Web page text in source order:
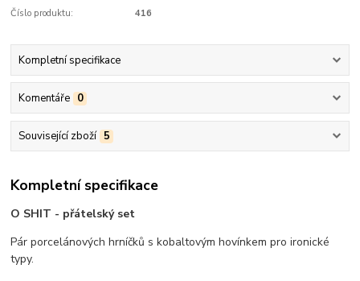
Číslo produktu: 416
Kompletní specifikace
Komentáře 0
Související zboží 5
Kompletní specifikace
O SHIT - přátelský set
Pár porcelánových hrníčků s kobaltovým hovínkem pro ironické
typy.